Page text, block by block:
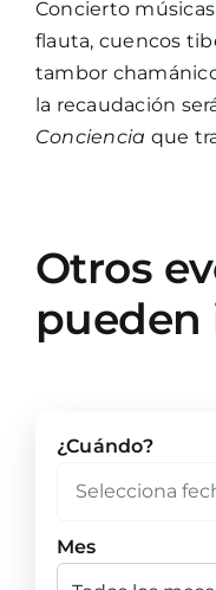
Concierto
flauta, cuencos
tambor
la recaudación
Conciencia que
Otros
pueden
¿Cuándo?
Mes